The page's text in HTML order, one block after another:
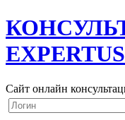
Сайт онлайн